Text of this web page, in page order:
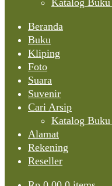
Katalog
Beranda
Buku
Kliping
Foto
Suara
Suvenir
Cari Arsip
Katalog
Alamat
Rekening
Reseller